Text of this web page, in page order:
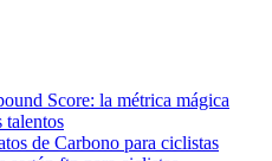
Score: la métrica mágica
talentos
de Carbono para ciclistas